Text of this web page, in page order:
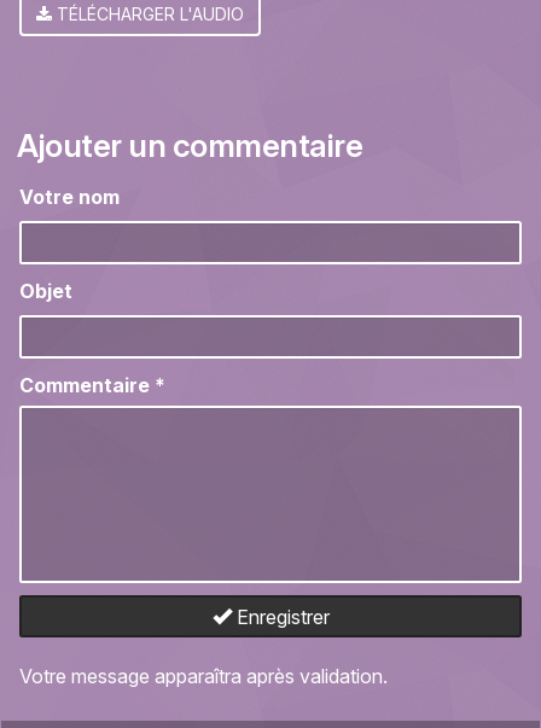
TÉLÉCHARGER L'AUDIO
Ajouter un commentaire
Votre nom
Objet
Commentaire *
Enregistrer
Votre message apparaîtra après validation.